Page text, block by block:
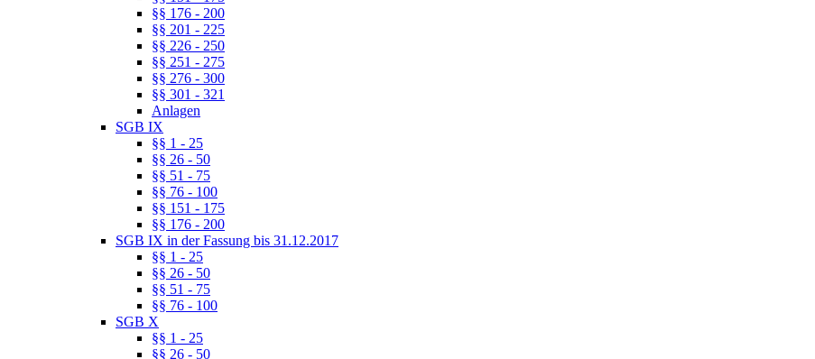
§§ 176 - 200
§§ 201 - 225
§§ 226 - 250
§§ 251 - 275
§§ 276 - 300
§§ 301 - 321
Anlagen
SGB IX
§§ 1 - 25
§§ 26 - 50
§§ 51 - 75
§§ 76 - 100
§§ 151 - 175
§§ 176 - 200
SGB IX in der Fassung bis 31.12.2017
§§ 1 - 25
§§ 26 - 50
§§ 51 - 75
§§ 76 - 100
SGB X
§§ 1 - 25
§§ 26 - 50